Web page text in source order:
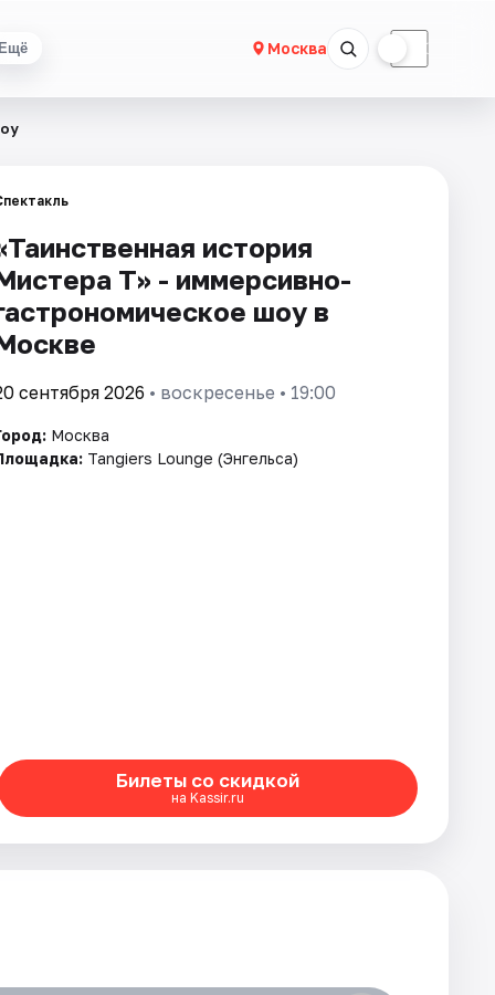
Москва ☾
история
Т» - иммерсивно-
шоу в
сентября 2026 • воскресенье • 19:00
Москва
Tangiers Lounge (Энгельса)
Билеты со скидкой
на Kassir.ru